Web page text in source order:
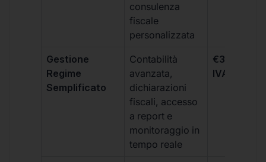
consulenza
fiscale
personalizzata
Gestione
Regime
Semplificato
Contabilità
avanzata,
dichiarazioni
fiscali, accesso
a report e
monitoraggio in
tempo reale
€333 +
IVA/